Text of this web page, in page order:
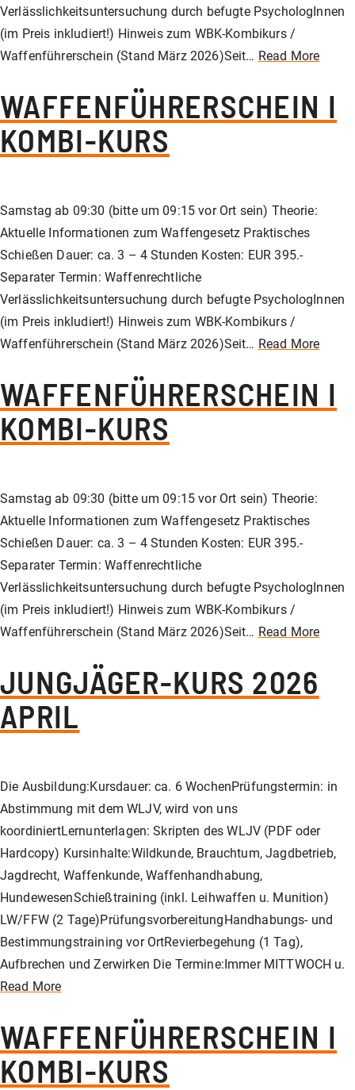
Verlässlichkeitsuntersuchung durch befugte PsychologInnen
(im Preis inkludiert!) Hinweis zum WBK-Kombikurs /
Waffenführerschein (Stand März 2026)Seit… Read More
WAFFENFÜHRERSCHEIN I
KOMBI-KURS
Samstag ab 09:30 (bitte um 09:15 vor Ort sein) Theorie:
Aktuelle Informationen zum Waffengesetz Praktisches
Schießen Dauer: ca. 3 – 4 Stunden Kosten: EUR 395.-
Separater Termin: Waffenrechtliche
Verlässlichkeitsuntersuchung durch befugte PsychologInnen
(im Preis inkludiert!) Hinweis zum WBK-Kombikurs /
Waffenführerschein (Stand März 2026)Seit… Read More
WAFFENFÜHRERSCHEIN I
KOMBI-KURS
Samstag ab 09:30 (bitte um 09:15 vor Ort sein) Theorie:
Aktuelle Informationen zum Waffengesetz Praktisches
Schießen Dauer: ca. 3 – 4 Stunden Kosten: EUR 395.-
Separater Termin: Waffenrechtliche
Verlässlichkeitsuntersuchung durch befugte PsychologInnen
(im Preis inkludiert!) Hinweis zum WBK-Kombikurs /
Waffenführerschein (Stand März 2026)Seit… Read More
JUNGJÄGER-KURS 2026
APRIL
Die Ausbildung:Kursdauer: ca. 6 WochenPrüfungstermin: in
Abstimmung mit dem WLJV, wird von uns
koordiniertLernunterlagen: Skripten des WLJV (PDF oder
Hardcopy) Kursinhalte:Wildkunde, Brauchtum, Jagdbetrieb,
Jagdrecht, Waffenkunde, Waffenhandhabung,
HundewesenSchießtraining (inkl. Leihwaffen u. Munition)
LW/FFW (2 Tage)PrüfungsvorbereitungHandhabungs- und
Bestimmungstraining vor OrtRevierbegehung (1 Tag),
Aufbrechen und Zerwirken Die Termine:Immer MITTWOCH u.
Read More
WAFFENFÜHRERSCHEIN I
KOMBI-KURS